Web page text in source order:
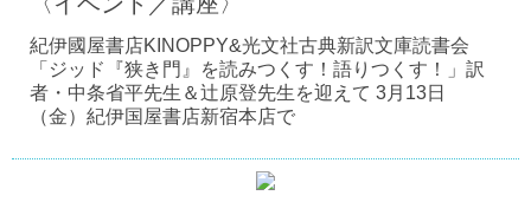
紀伊國屋書店KINOPPY&光文社古典新訳文庫読書会
「ジッド『狭き門』を読みつくす！語りつくす！」訳
者・中条省平先生＆辻原登先生を迎えて 3月13日
（金）紀伊国屋書店新宿本店で